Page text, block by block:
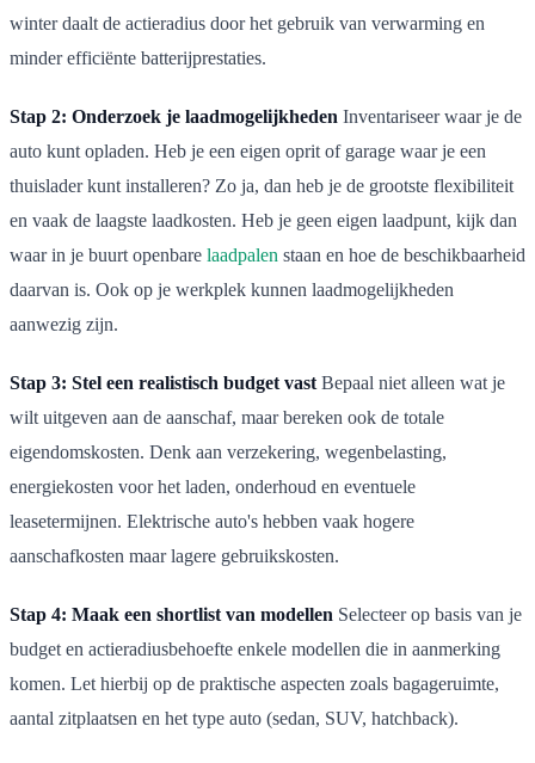
winter daalt de actieradius door het gebruik van verwarming en
minder efficiënte batterijprestaties.
Stap 2: Onderzoek je laadmogelijkheden Inventariseer waar je de
auto kunt opladen. Heb je een eigen oprit of garage waar je een
thuislader kunt installeren? Zo ja, dan heb je de grootste flexibiliteit
en vaak de laagste laadkosten. Heb je geen eigen laadpunt, kijk dan
waar in je buurt openbare laadpalen staan en hoe de beschikbaarheid
daarvan is. Ook op je werkplek kunnen laadmogelijkheden
aanwezig zijn.
Stap 3: Stel een realistisch budget vast Bepaal niet alleen wat je
wilt uitgeven aan de aanschaf, maar bereken ook de totale
eigendomskosten. Denk aan verzekering, wegenbelasting,
energiekosten voor het laden, onderhoud en eventuele
leasetermijnen. Elektrische auto's hebben vaak hogere
aanschafkosten maar lagere gebruikskosten.
Stap 4: Maak een shortlist van modellen Selecteer op basis van je
budget en actieradiusbehoefte enkele modellen die in aanmerking
komen. Let hierbij op de praktische aspecten zoals bagageruimte,
aantal zitplaatsen en het type auto (sedan, SUV, hatchback).